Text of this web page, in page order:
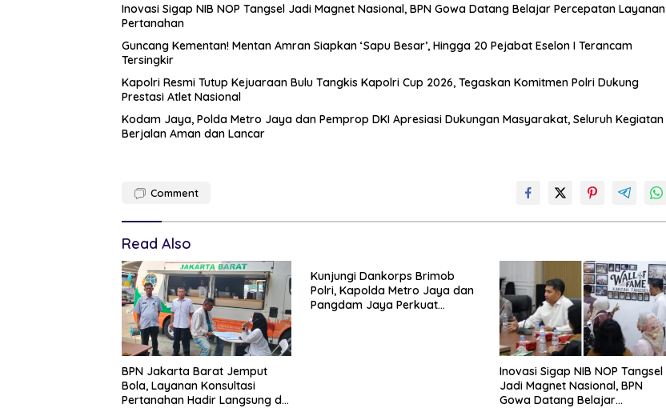
Inovasi Sigap NIB NOP Tangsel Jadi Magnet Nasional, BPN Gowa Datang Belajar Percepatan Layanan
Pertanahan
Guncang Kementan! Mentan Amran Siapkan ‘Sapu Besar’, Hingga 20 Pejabat Eselon I Terancam
Tersingkir
Kapolri Resmi Tutup Kejuaraan Bulu Tangkis Kapolri Cup 2026, Tegaskan Komitmen Polri Dukung
Prestasi Atlet Nasional
Kodam Jaya, Polda Metro Jaya dan Pemprop DKI Apresiasi Dukungan Masyarakat, Seluruh Kegiatan
Berjalan Aman dan Lancar
Comment
Read Also
BPN Jakarta Barat Jemput
Bola, Layanan Konsultasi
Pertanahan Hadir Langsung di
Kunjungi Dankorps Brimob
Polri, Kapolda Metro Jaya dan
Pangdam Jaya Perkuat
Inovasi Sigap NIB NOP Tangsel
Jadi Magnet Nasional, BPN
Gowa Datang Belajar